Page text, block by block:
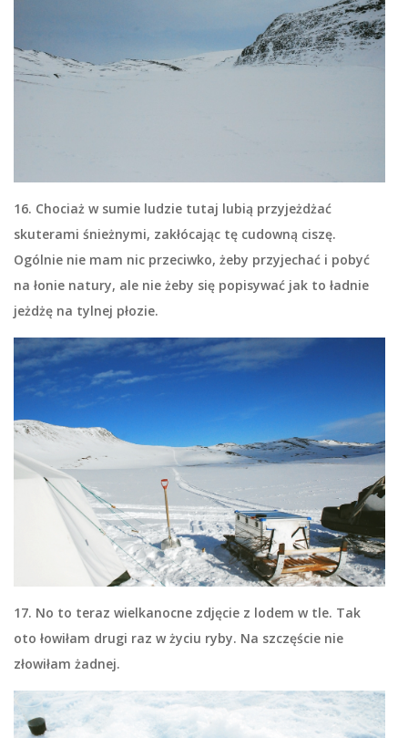
16. Chociaż w sumie ludzie tutaj lubią przyjeżdżać
skuterami śnieżnymi, zakłócając tę cudowną ciszę.
Ogólnie nie mam nic przeciwko, żeby przyjechać i pobyć
na łonie natury, ale nie żeby się popisywać jak to ładnie
jeżdżę na tylnej płozie.
17. No to teraz wielkanocne zdjęcie z lodem w tle. Tak
oto łowiłam drugi raz w życiu ryby. Na szczęście nie
złowiłam żadnej.